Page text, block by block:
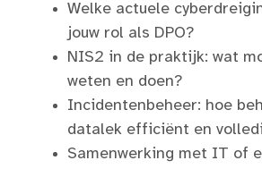
Welke actuele
jouw rol als DPO?
NIS2 in de praktijk: wat
weten en doen?
Incidentenbeheer: hoe
datalek efficiënt en
Samenwerking met IT of